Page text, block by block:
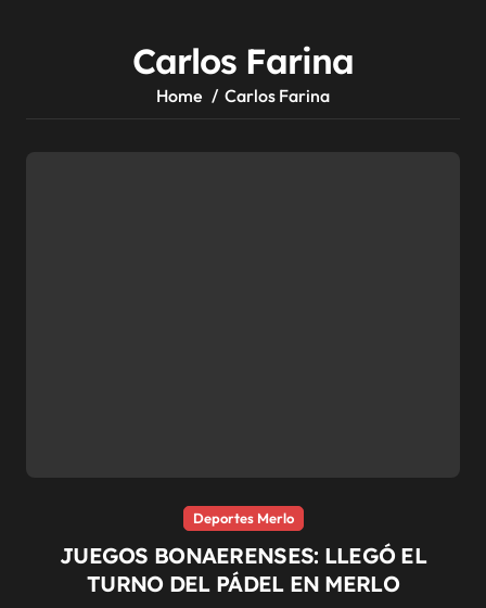
Carlos Farina
Home Carlos Farina
Deportes Merlo
JUEGOS BONAERENSES: LLEGÓ EL
TURNO DEL PÁDEL EN MERLO